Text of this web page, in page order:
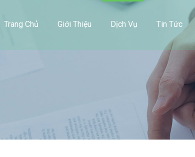
Trang Chủ Giới Thiệu Dịch Vụ Tin Tức